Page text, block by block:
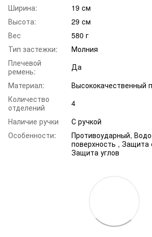
Ширина:
19 см
Высота:
29 см
Вес
580 г
Тип застежки:
Молния
Плечевой
ремень:
Да
Материал:
Высококачественный
Количество
отделений
4
Наличие ручки
С ручкой
Особенности:
Противоударный,
поверхность , Защита
Защита углов